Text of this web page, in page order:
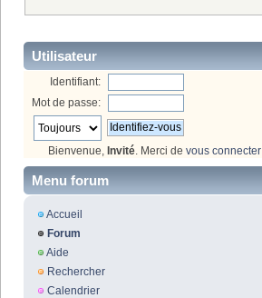
Utilisateur
Identifiant:
Mot de passe:
Bienvenue, Invité. Merci de vous connecter
Menu forum
Accueil
Forum
Aide
Rechercher
Calendrier